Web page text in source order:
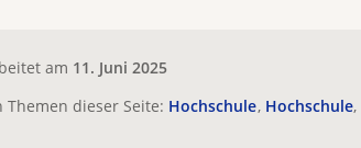
am 11. Juni 2025
Themen dieser Seite: Hochschule Hochschule